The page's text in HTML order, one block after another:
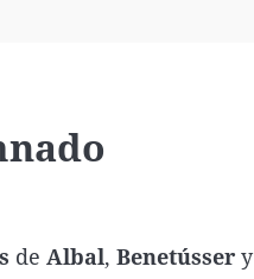
de Albal, Benetússer y